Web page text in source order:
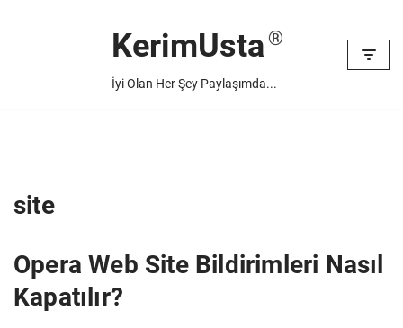
KerimUsta
İyi Olan Her Şey Paylaşımda...
site
Opera Web Site Bildirimleri Nasıl
Kapatılır?